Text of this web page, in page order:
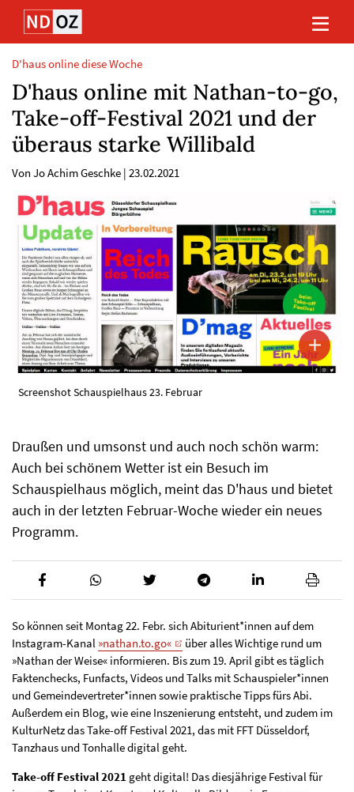
Direkt
Inhalt
(Eingabetaste)
Direkt
Hauptmenu
(Eingabetaste)
Direkt
Suche
(Eingabetaste)
Direkt
Footer
(Eingabetaste)
D'haus online diese Woche
D'haus online mit Nathan-to-go,
Take-off-Festival 2021 und der
überaus starke Willibald
Von Jo Achim Geschke | 23.02.2021
Screenshot Schauspielhaus 23. Februar
Draußen und umsonst und auch noch schön warm:
Auch bei schönem Wetter ist ein Besuch im
Schauspielhaus möglich, meint das D'haus und bietet
auch in der letzten Februar-Woche wieder ein neues
Programm.
So können seit Montag 22. Febr. sich Abiturient*innen auf dem
Instagram-Kanal »nathan.to.go«
über alles Wichtige rund um
»Nathan der Weise« informieren. Bis zum 19. April gibt es täglich
Faktenchecks, Funfacts, Videos und Talks mit Schauspieler*innen
und Gemeindevertreter*innen sowie praktische Tipps fürs Abi.
Außerdem ein Blog, wie eine Inszenierung entsteht, und zudem im
KulturNetz das Take-off Festival 2021, das mit FFT Düsseldorf,
Tanzhaus und Tonhalle digital geht.
Take-off Festival 2021 geht digital! Das diesjährige Festival für